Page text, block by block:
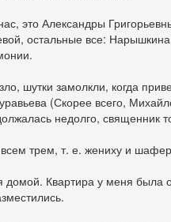
это Александры
остальные все:
шутки замолкли, когда
(Скорее всего,
недолго, священник
трем, т. е. жениху и
Квартира у меня была